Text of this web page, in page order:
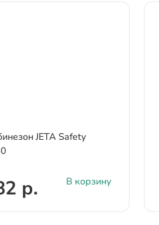
JETA Safety
р. В корзину